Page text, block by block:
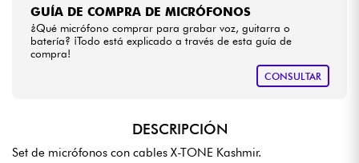
GUÍA DE COMPRA DE MICRÓFONOS
¿Qué micrófono comprar para grabar voz, guitarra o
batería? ¡Todo está explicado a través de esta guía de
compra!
CONSULTAR
DESCRIPCIÓN
Set de micrófonos con cables X-TONE Kashmir.